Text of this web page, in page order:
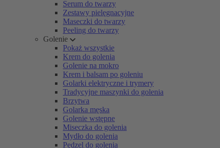
Serum do twarzy
Zestawy pielęgnacyjne
Maseczki do twarzy
Peeling do twarzy
Golenie
Pokaż wszystkie
Krem do golenia
Golenie na mokro
Krem i balsam po goleniu
Golarki elektryczne i trymery
Tradycyjne maszynki do golenia
Brzytwa
Golarka męska
Golenie wstępne
Miseczka do golenia
Mydło do golenia
Pędzel do golenia